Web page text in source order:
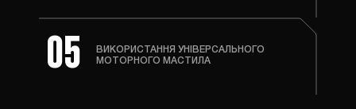
05
ВИКОРИСТАННЯ УНІВЕРСАЛЬНОГО
МОТОРНОГО МАСТИЛА